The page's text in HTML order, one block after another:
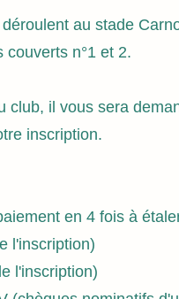
au stade
couverts n°1 et 2.
club, il vous sera
inscription.
en 4 fois à
l'inscription)
l'inscription)